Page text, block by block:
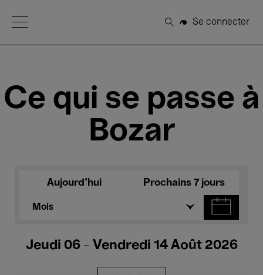
Open Menu
Rechercher
Se connecter
Ce qui se passe à
Bozar
Aujourd'hui Prochains 7 jours
Mois
Jeudi 06 - Vendredi 14 Août 2026